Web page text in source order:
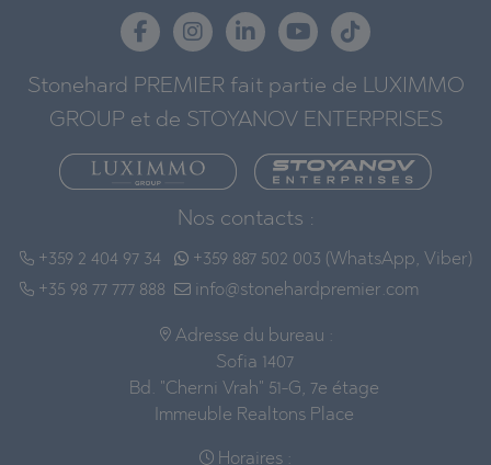
Stonehard PREMIER fait partie de LUXIMMO
GROUP et de STOYANOV ENTERPRISES
Nos contacts :
+359 2 404 97 34
+35 98 77 777 888
+359 887 502 003 (WhatsApp, Viber)
info@stonehardpremier.com
Adresse du bureau :
Sofia 1407
Bd. "Cherni Vrah" 51-G, 7e étage
Immeuble Realtons Place
Horaires :